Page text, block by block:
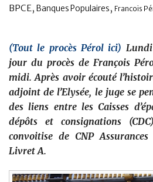
BPCE, Banques Populaires, Francois
(Tout le procès Pérol ici)
jour du procès de François
midi. Après avoir écouté
adjoint de l’Elysée, le juge se
des liens entre les Caisses
dépôts et consignations
convoitise de CNP
Livret A.